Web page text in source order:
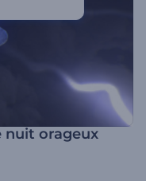
nuit orageux